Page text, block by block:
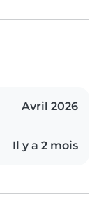
Avril 2026
Il y a 2 mois